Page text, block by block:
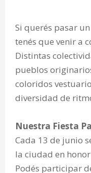
Si querés pasar
tenés que venir a
Distintas
pueblos
coloridos
diversidad de
Nuestra Fiesta
Cada 13 de junio
la ciudad en
Podés participar